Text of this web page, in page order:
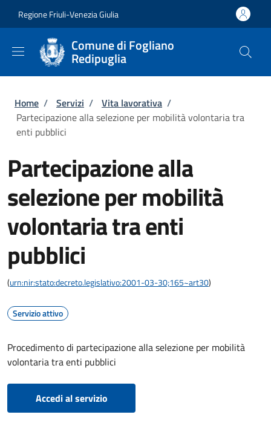
Regione Friuli-Venezia Giulia
Comune di Fogliano
Redipuglia
Briciole di pane
Home / Servizi / Vita lavorativa /
Partecipazione alla selezione per mobilità volontaria tra
enti pubblici
Partecipazione alla
selezione per mobilità
volontaria tra enti
pubblici
(urn:nir:stato:decreto.legislativo:2001-03-30;165~art30)
Servizio attivo
Procedimento di partecipazione alla selezione per mobilità
volontaria tra enti pubblici
Accedi al servizio